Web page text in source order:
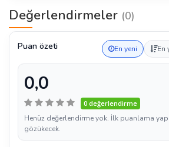
Değerlendirmeler (0)
Puan özeti En yeni En
0,0
0 değerlendirme
Henüz değerlendirme yok. İlk puanlama
gözükecek.